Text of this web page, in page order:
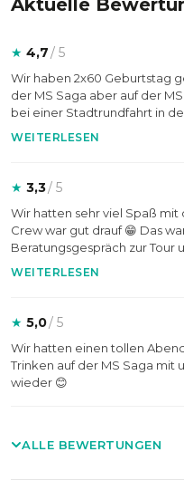
lockere Networking-
Aktuelle
★ 4,7/ 5
Wir haben 2x60 Geburtstag
der MS Saga aber auf der
bei einer Stadtrundfahrt in
alles super gepasst. Die
WEITERLESEN
★ 3,3/ 5
Wir hatten sehr viel Spaß mit
Crew war gut drauf 😁 Das
Beratungsgespräch zur Tour
allein gelassen . Die Tour
WEITERLESEN
★ 5,0/ 5
Wir hatten einen tollen
Trinken auf der MS Saga mit
wieder 😊
ALLE BEWERTUNGEN